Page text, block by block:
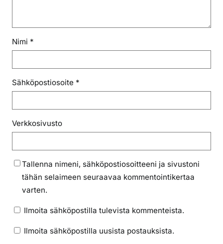
Nimi *
Sähköpostiosoite *
Verkkosivusto
Tallenna nimeni, sähköpostiosoitteeni ja sivustoni
tähän selaimeen seuraavaa kommentointikertaa
varten.
Ilmoita sähköpostilla tulevista kommenteista.
Ilmoita sähköpostilla uusista postauksista.